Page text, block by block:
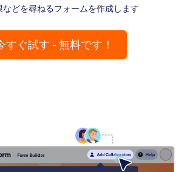
などを尋ねるフォームを作成します
すぐ試す - 無料です！